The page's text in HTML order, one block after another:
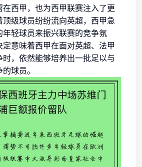
西甲，也为西甲联赛注入了更
顶级球员纷纷流向英超，西甲急
年轻球员来振兴联赛的竞争氛
定意味着西甲在面对英超、法甲
，依然能够培养出一批足以与
球员。